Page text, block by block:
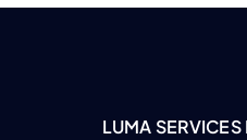
LUMA SERVICES